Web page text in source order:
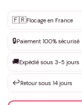
✨
DEVIS GRATUIT
Que souhaitez-vous
Votre texte / idée*
🇫🇷Flocage en France
🔒Paiement 100% sécurisé
🚚Expédié sous 3-5 jours
↩️Retour sous 14 jours